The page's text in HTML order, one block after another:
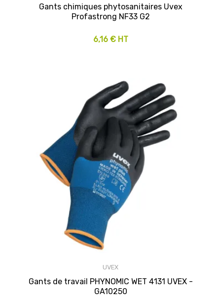
Gants chimiques phytosanitaires Uvex
Profastrong NF33 G2
6,16 € HT
UVEX
Gants de travail PHYNOMIC WET 4131 UVEX -
GA10250